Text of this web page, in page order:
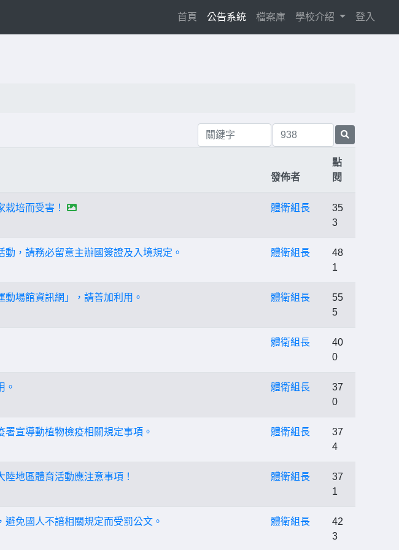
首頁 (current)
公告系統 檔案庫 學校介紹 登入
發佈者
點
閱
培而受害！ 體衛組長
35
3
，請務必留意主辦國簽證及入境規定。 體衛組長
48
1
場館資訊網」，請善加利用。 體衛組長
55
5
體衛組長
40
0
。 體衛組長
37
0
宣導動植物檢疫相關規定事項。 體衛組長
37
4
地區體育活動應注意事項！ 體衛組長
37
1
免國人不諳相關規定而受罰公文。 體衛組長
42
3